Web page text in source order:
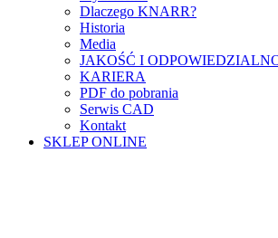
Dlaczego KNARR?
Historia
Media
JAKOŚĆ I
KARIERA
PDF do pobrania
Serwis CAD
Kontakt
SKLEP ONLINE